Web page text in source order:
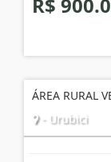
ÁREA RURAL
- Urubici